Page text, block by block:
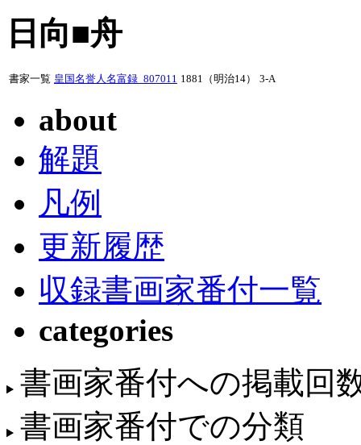
日向■舟
書家一覧 皇国名誉人名富録_807011 1881（明治14） 3-A
about
解題
凡例
更新履歴
収録書画家番付一覧
categories
書画家番付への掲載回
書画家番付での分類